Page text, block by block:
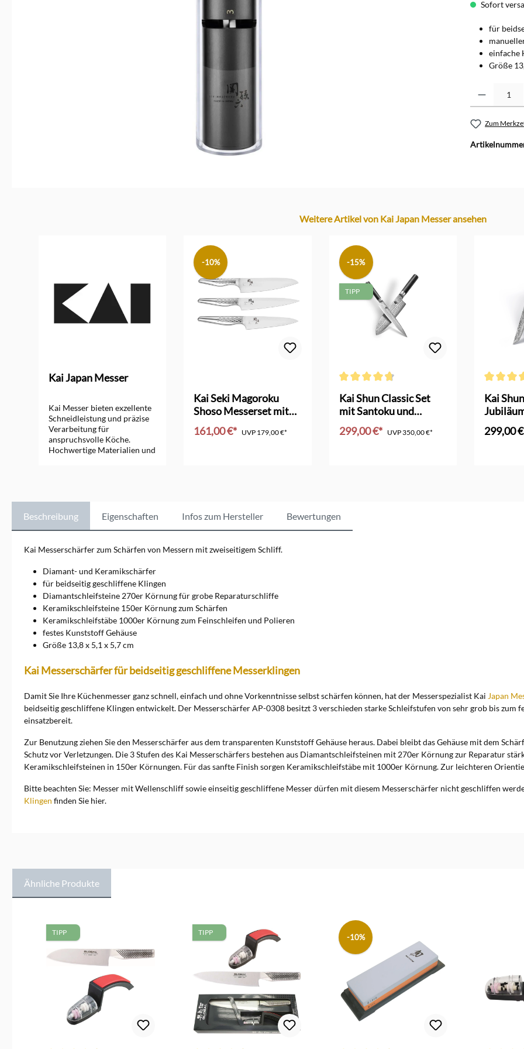
Sofort
für
einfache
Größe
Zum
Weitere Artikel von Kai Japan Messer ansehen
Kai Japan Messer
Kai Messer bieten exzellente
Schneidleistung und präzise
Verarbeitung für
anspruchsvolle Köche.
Hochwertige Materialien und
-10%
Kai Seki Magoroku
Shoso Messerset mit
Kochmesser
161,00 €* UVP 179,00 €*
-15%
TIPP
Kai Shun Classic Set
mit Santoku und
Allzweckmesser
299,00 €* UVP350,00 €*
Kai
ltd.
299,00
Beschreibung Eigenschaften Infos zum Hersteller Bewertungen
Kai Messerschärfer zum Schärfen von Messern mit zweiseitigem Schliff.
Diamant- und Keramikschärfer
für beidseitig geschliffene Klingen
Diamantschleifsteine 270er Körnung für grobe Reparaturschliffe
Keramikschleifsteine 150er Körnung zum Schärfen
Keramikschleifstäbe 1000er Körnung zum Feinschleifen und Polieren
festes Kunststoff Gehäuse
Größe 13,8 x 5,1 x 5,7 cm
Kai Messerschärfer für beidseitig geschliffene Messerklingen
Damit Sie Ihre Küchenmesser ganz schnell, einfach und ohne Vorkenntnisse selbst schärfen können, hat der Messerspezialist Kai Japan
beidseitig geschliffene Klingen entwickelt. Der Messerschärfer AP-0308 besitzt 3 verschieden starke Schleifstufen von sehr grob bis zum
einsatzbereit.
Zur Benutzung ziehen Sie den Messerschärfer aus dem transparenten Kunststoff Gehäuse heraus. Dabei bleibt das Gehäuse mit dem
Schutz vor Verletzungen. Die 3 Stufen des Kai Messerschärfers bestehen aus Diamantschleifsteinen mit 270er Körnung zur Reparatur
Keramikschleifsteinen in 150er Körnungen. Für das sanfte Finish sorgen Keramikschleifstäbe mit 1000er Körnung. Zur leichteren
Bitte beachten Sie: Messer mit Wellenschliff sowie einseitig geschliffene Messer dürfen mit diesem Messerschärfer nicht geschliffen
Klingen finden Sie hier.
Ähnliche Produkte
TIPP TIPP
-10%